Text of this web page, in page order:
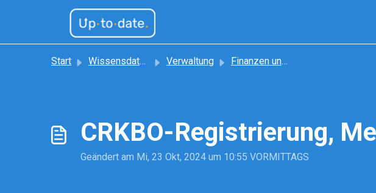
Start Wissensdatenbank Verwaltung Finanzen und Verwaltung
CRKBO-Registrierung,
Geändert am Mi, 23 Okt, 2024 um 10:55 VORMITTAGS